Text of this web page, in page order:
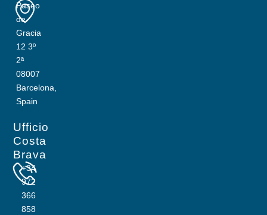
Paseo
de
Gracia
12 3º
2ª
08007
Barcelona,
Spain
Ufficio
Costa
Brava
+34
972
366
858